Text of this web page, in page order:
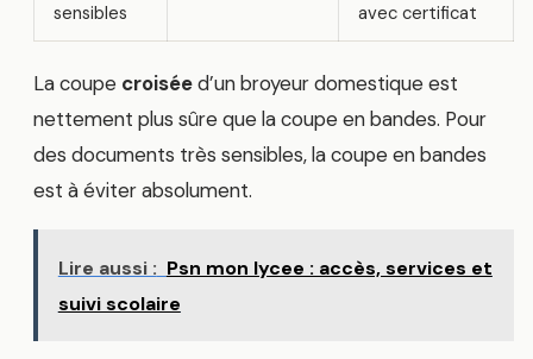
sensibles
avec certificat
La coupe croiséed’un broyeur domestique est
nettement plus sûre que la coupe en bandes. Pour
des documents très sensibles, la coupe en bandes
est à éviter absolument.
Lire aussi : Psn mon lycee : accès, services et
suivi scolaire